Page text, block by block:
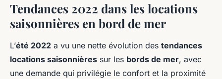
Tendances 2022 dans les locations
saisonnières en bord de mer
L’été 2022 a vu une nette évolution des tendances
locations saisonnières sur les bords de mer, avec
une demande qui privilégie le confort et la proximité